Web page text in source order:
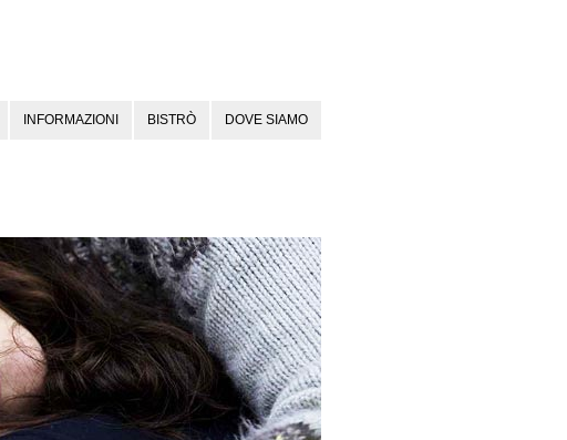
INFORMAZIONI BISTRÒ DOVE SIAMO